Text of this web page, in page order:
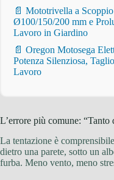
📄 Mototrivella a
Ø100/150/200 mm e
Lavoro in Giardino
📄 Oregon Motosega
Potenza Silenziosa,
Lavoro
L’errore più comune: “Tanto
La tentazione è
dietro una parete, sotto un
furba. Meno vento, meno